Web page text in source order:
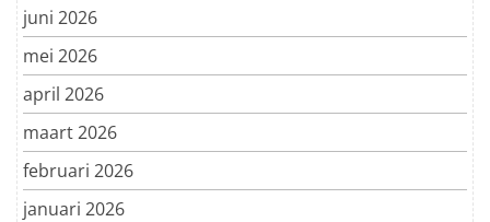
juni 2026
mei 2026
april 2026
maart 2026
februari 2026
januari 2026